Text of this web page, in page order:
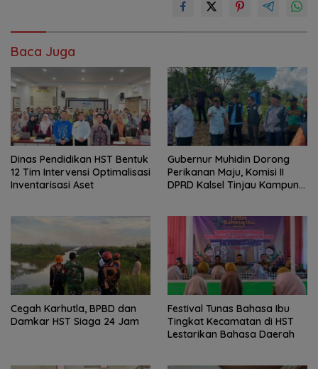
Baca Juga
Dinas Pendidikan HST Bentuk
12 Tim Intervensi Optimalisasi
Inventarisasi Aset
Gubernur Muhidin Dorong
Perikanan Maju, Komisi II
DPRD Kalsel Tinjau Kampung
Cegah Karhutla, BPBD dan
Damkar HST Siaga 24 Jam
Festival Tunas Bahasa Ibu
Tingkat Kecamatan di HST
Lestarikan Bahasa Daerah